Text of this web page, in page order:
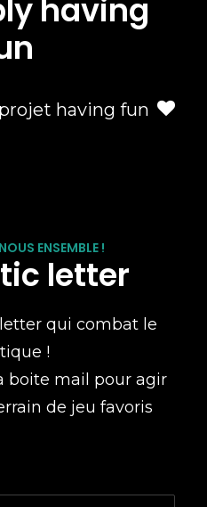
having
having fun
ENSEMBLE !
letter
qui combat le
!
boite mail pour agir
de jeu favoris